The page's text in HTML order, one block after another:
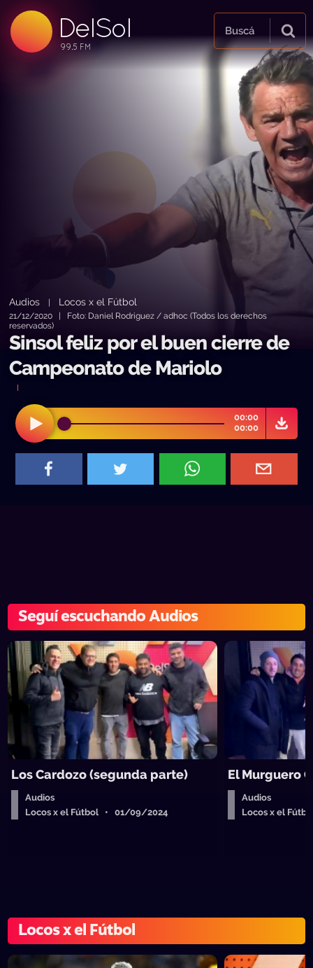
DelSol
99.5 FM
99.5 FM
99.5 FM
Buscá
Audios Locos x el Fútbol
21/12/2020 | Foto: Daniel Rodriguez / adhoc (Todos los derechos
reservados)
Sinsol feliz por el buen cierre de
Campeonato de Mariolo
00:00
00:00
Seguí escuchando Audios
Los Cardozo (segunda parte)
Audios
Locos x el Fútbol • 01/09/2024
El Murguero
Audios
Locos x el
Locos x el Fútbol